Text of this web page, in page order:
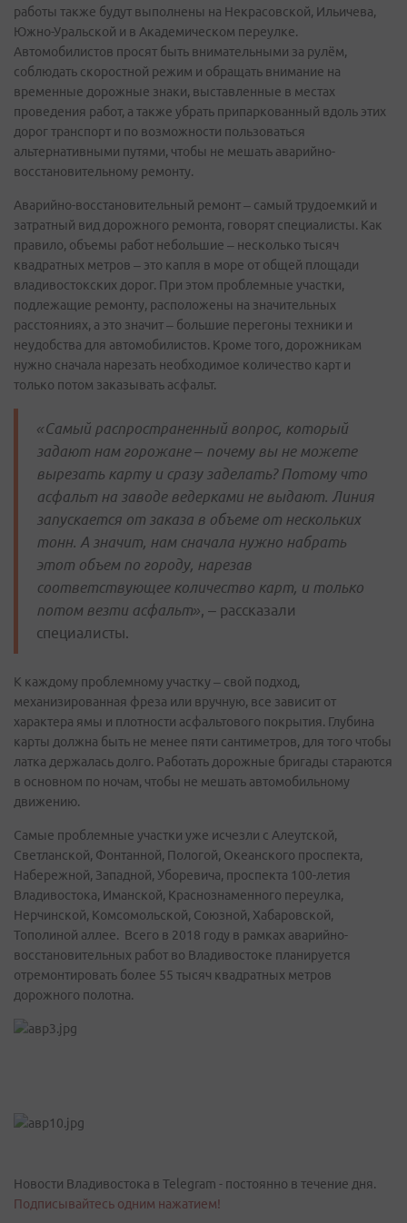
работы также будут выполнены на Некрасовской, Ильичева,
Южно-Уральской и в Академическом переулке.
Автомобилистов просят быть внимательными за рулём,
соблюдать скоростной режим и обращать внимание на
временные дорожные знаки, выставленные в местах
проведения работ, а также убрать припаркованный вдоль этих
дорог транспорт и по возможности пользоваться
альтернативными путями, чтобы не мешать аварийно-
восстановительному ремонту.
Аварийно-восстановительный ремонт – самый трудоемкий и
затратный вид дорожного ремонта, говорят специалисты. Как
правило, объемы работ небольшие – несколько тысяч
квадратных метров – это капля в море от общей площади
владивостокских дорог. При этом проблемные участки,
подлежащие ремонту, расположены на значительных
расстояниях, а это значит – большие перегоны техники и
неудобства для автомобилистов. Кроме того, дорожникам
нужно сначала нарезать необходимое количество карт и
только потом заказывать асфальт.
«Самый распространенный вопрос, который
задают нам горожане – почему вы не можете
вырезать карту и сразу заделать? Потому что
асфальт на заводе ведерками не выдают. Линия
запускается от заказа в объеме от нескольких
тонн. А значит, нам сначала нужно набрать
этот объем по городу, нарезав
соответствующее количество карт, и только
потом везти асфальт», – рассказали
специалисты.
К каждому проблемному участку – свой подход,
механизированная фреза или вручную, все зависит от
характера ямы и плотности асфальтового покрытия. Глубина
карты должна быть не менее пяти сантиметров, для того чтобы
латка держалась долго. Работать дорожные бригады стараются
в основном по ночам, чтобы не мешать автомобильному
движению.
Самые проблемные участки уже исчезли с Алеутской,
Светланской, Фонтанной, Пологой, Океанского проспекта,
Набережной, Западной, Уборевича, проспекта 100-летия
Владивостока, Иманской, Краснознаменного переулка,
Нерчинской, Комсомольской, Союзной, Хабаровской,
Тополиной аллее. Всего в 2018 году в рамках аварийно-
восстановительных работ во Владивостоке планируется
отремонтировать более 55 тысяч квадратных метров
дорожного полотна.
Новости Владивостока в Telegram - постоянно в течение дня.
Подписывайтесь одним нажатием!